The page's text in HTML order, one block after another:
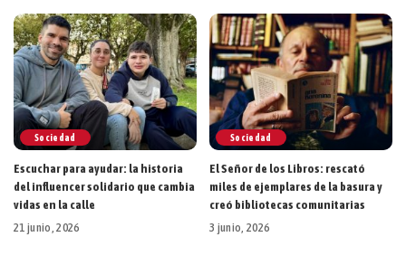
Sociedad
Escuchar para ayudar: la historia
del influencer solidario que cambia
vidas en la calle
21 junio, 2026
Sociedad
El Señor de los Libros: rescató
miles de ejemplares de la basura y
creó bibliotecas comunitarias
3 junio, 2026